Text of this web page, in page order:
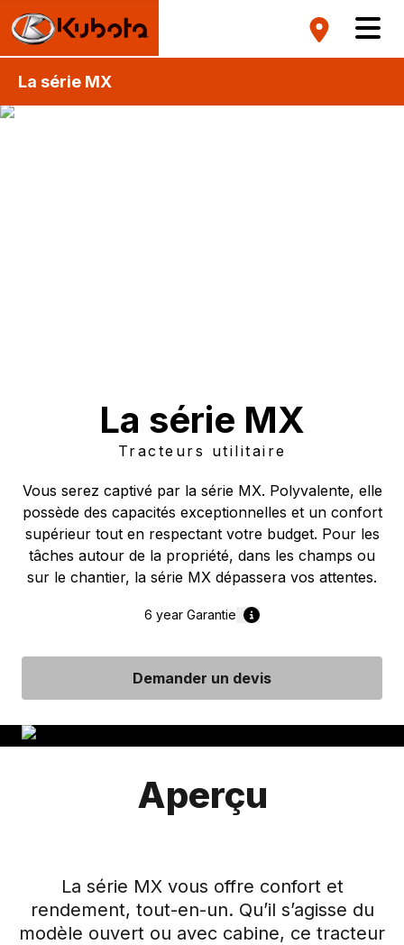
La série MX
La série MX
Tracteurs utilitaire
Vous serez captivé par la série MX. Polyvalente, elle
possède des capacités exceptionnelles et un confort
supérieur tout en respectant votre budget. Pour les
tâches autour de la propriété, dans les champs ou
sur le chantier, la série MX dépassera vos attentes.
6 year Garantie
Demander un devis
Aperçu
La série MX vous offre confort et
rendement, tout-en-un. Qu’il s’agisse du
modèle ouvert ou avec cabine, ce tracteur